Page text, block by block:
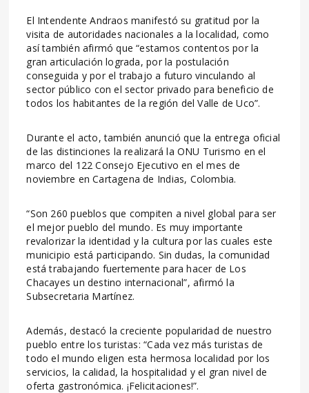
El Intendente Andraos manifestó su gratitud por la
visita de autoridades nacionales a la localidad, como
así también afirmó que “estamos contentos por la
gran articulación lograda, por la postulación
conseguida y por el trabajo a futuro vinculando al
sector público con el sector privado para beneficio de
todos los habitantes de la región del Valle de Uco”.
Durante el acto, también anunció que la entrega oficial
de las distinciones la realizará la ONU Turismo en el
marco del 122 Consejo Ejecutivo en el mes de
noviembre en Cartagena de Indias, Colombia.
“Son 260 pueblos que compiten a nivel global para ser
el mejor pueblo del mundo. Es muy importante
revalorizar la identidad y la cultura por las cuales este
municipio está participando. Sin dudas, la comunidad
está trabajando fuertemente para hacer de Los
Chacayes un destino internacional”, afirmó la
Subsecretaria Martínez.
Además, destacó la creciente popularidad de nuestro
pueblo entre los turistas: “Cada vez más turistas de
todo el mundo eligen esta hermosa localidad por los
servicios, la calidad, la hospitalidad y el gran nivel de
oferta gastronómica. ¡Felicitaciones!”.